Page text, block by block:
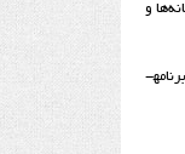
و
امید که با ثبت میراث کهن کشورمان، هم فرهنگ ایران­زمین را که به گفته «ریچارد فرای»، شکوه آن بر همین ویژگی استوار بوده است، به جهانیان معرفی نماییم و هم با برنامه­